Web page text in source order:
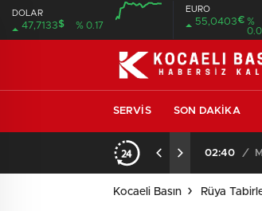
DOLAR
47,7133$ % 0.17
EURO
55,0403€ %
SERVIS SON DAKIKA
13:53 /
Kocaeli Basın Rüya